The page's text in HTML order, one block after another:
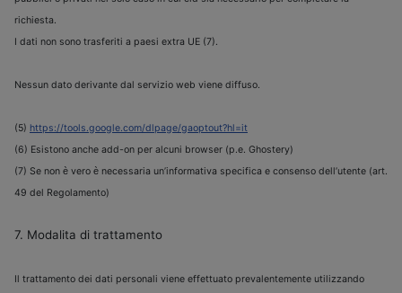
richiesta.
I dati non sono trasferiti a paesi extra UE (7).
Nessun dato derivante dal servizio web viene diffuso.
(5) https://tools.google.com/dlpage/gaoptout?hl=it
(6) Esistono anche add-on per alcuni browser (p.e. Ghostery)
(7) Se non è vero è necessaria un’informativa specifica e consenso dell’utente (art.
49 del Regolamento)
7. Modalita di trattamento
Il trattamento dei dati personali viene effettuato prevalentemente utilizzando